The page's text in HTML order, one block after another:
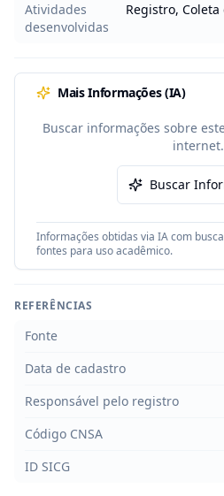
Atividades
desenvolvidas
Registro,
Mais Informações (IA)
Buscar informações sobre
internet.
Buscar
Informações obtidas via IA com
fontes para uso acadêmico.
REFERÊNCIAS
Fonte
Data de cadastro
Responsável pelo registro
Código CNSA
ID SICG